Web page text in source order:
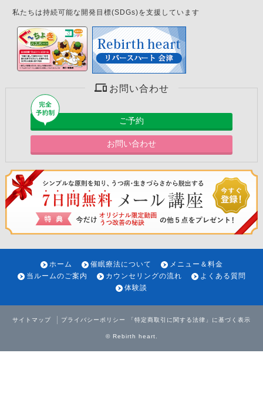
私たちは持続可能な開発目標(SDGs)を支援しています
お問い合わせ
ご予約
お問い合わせ
ホーム 催眠療法について
メニュー＆料金
当ルームのご案内
カウンセリングの流れ
よくある質問
体験談
サイトマップ プライバシーポリシー 「特定商取引に関する法律」に基づく表示
© Rebirth heart